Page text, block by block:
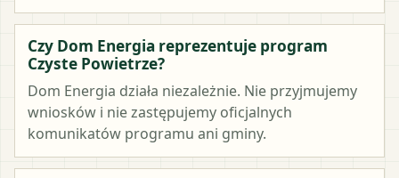
Czy Dom Energia reprezentuje program
Czyste Powietrze?
Dom Energia działa niezależnie. Nie przyjmujemy
wniosków i nie zastępujemy oficjalnych
komunikatów programu ani gminy.